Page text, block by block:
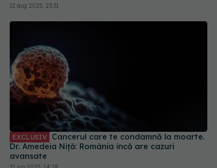
12 aug 2025, 23:31
EXCLUSIV
Dr. Amedeia Niță: România încă are cazuri
avansate